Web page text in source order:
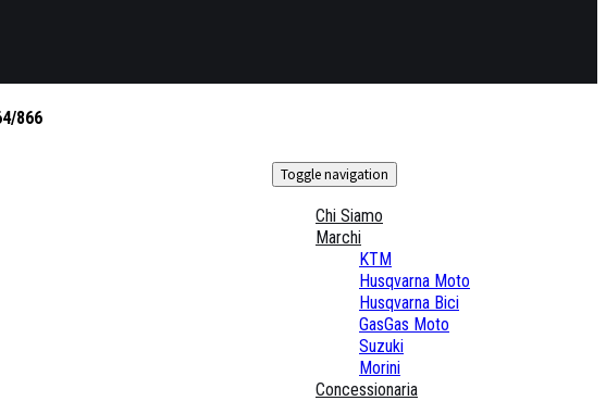
866
Toggle navigation
Chi Siamo
Marchi
KTM
Husqvarna Moto
Husqvarna Bici
GasGas Moto
Suzuki
Morini
Concessionaria